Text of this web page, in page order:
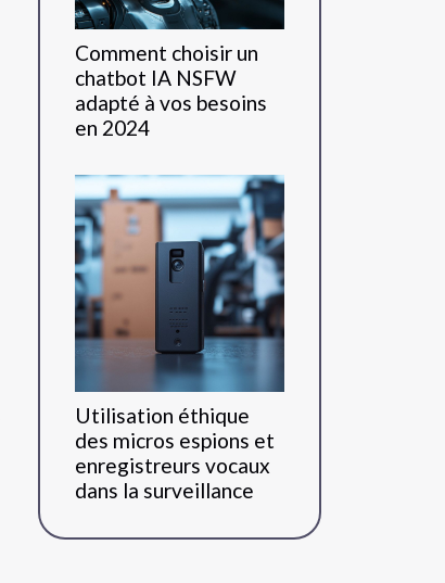
Comment choisir un
chatbot IA NSFW
adapté à vos besoins
en 2024
Utilisation éthique
des micros espions et
enregistreurs vocaux
dans la surveillance